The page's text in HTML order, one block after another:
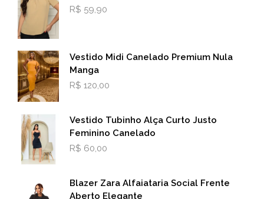
R$ 59,90
Vestido Midi Canelado Premium Nula
Manga
R$ 120,00
Vestido Tubinho Alça Curto Justo
Feminino Canelado
R$ 60,00
Blazer Zara Alfaiataria Social Frente
Aberto Elegante